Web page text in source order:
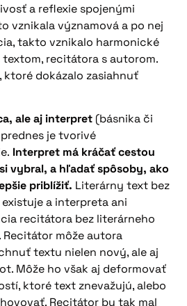
a reflexie spojenými
vznikala významová a po nej
takto vznikalo harmonické
recitátora s autorom.
ktoré dokázalo zasiahnuť
ale aj interpret (básnika či
je tvorivé
Interpret má kráčať cestou
vybral, a hľadať spôsoby, ako
priblížiť. Literárny text bez
a interpreta ani
recitátora bez literárneho
môže autora
textu nielen nový, ale aj
Môže ho však aj deformovať
ktoré text znevažujú, alebo
Recitátor by tak mal